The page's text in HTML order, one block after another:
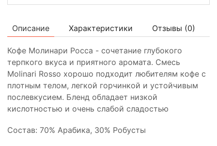
Описание Характеристики Отзывы (0)
Кофе Молинари Росса - сочетание глубокого
терпкого вкуса и приятного аромата. Смесь
Molinari Rosso хорошо подходит любителям кофе с
плотным телом, легкой горчинкой и устойчивым
послевкусием. Бленд обладает низкой
кислотностью и очень слабой сладостью
Состав: 70% Арабика, 30% Робусты